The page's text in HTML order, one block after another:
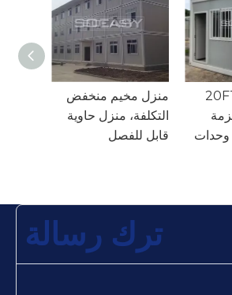
مخيم العمل 20FT
منزل حاوية حزمة
منزل الجاهزة وحدات
ترك رسالة